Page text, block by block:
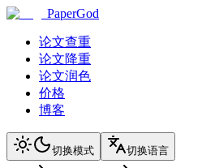
PaperGod
论文查重
论文降重
论文润色
价格
博客
切换模式 切换语言